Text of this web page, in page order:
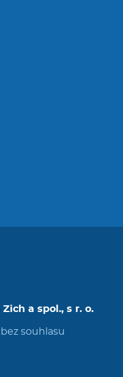
a spol., s r. o.
souhlasu